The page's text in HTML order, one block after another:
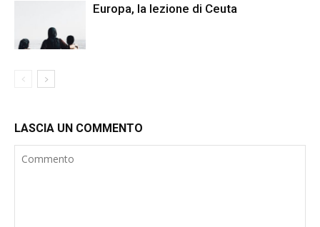
Europa, la lezione di Ceuta
LASCIA UN COMMENTO